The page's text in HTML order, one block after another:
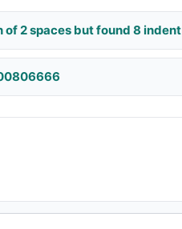
of 2 spaces but found 8 indent